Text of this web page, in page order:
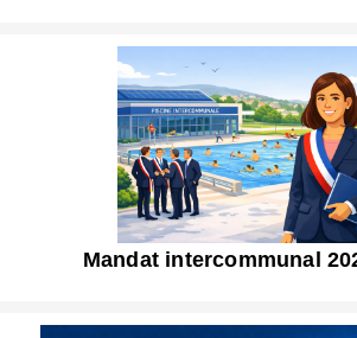
Mandat intercommunal